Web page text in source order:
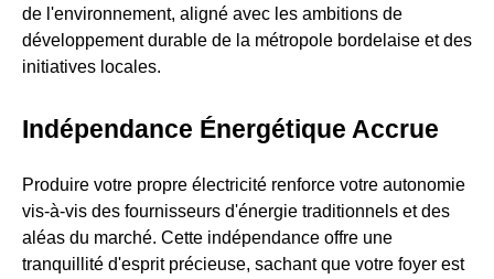
de l'environnement, aligné avec les ambitions de
développement durable de la métropole bordelaise et des
initiatives locales.
Indépendance Énergétique Accrue
Produire votre propre électricité renforce votre autonomie
vis-à-vis des fournisseurs d'énergie traditionnels et des
aléas du marché. Cette indépendance offre une
tranquillité d'esprit précieuse, sachant que votre foyer est